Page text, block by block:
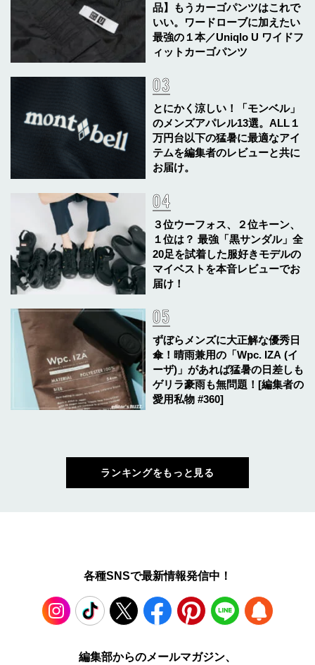
品】もうカーゴパンツはこれで
いい。ワードローブに加えたい
最強の１本／Uniqlo U ワイドフ
ィットカーゴパンツ
とにかく涼しい！「モンベル」
のメンズアパレル13選。ALL１
万円台以下の猛暑に最適なアイ
テムを編集者のレビューと共に
お届け。
３位ウーフォス、２位キーン、
１位は？ 最強「黒サンダル」全
20足を試着した服好きモデルの
マイベストを本音レビューでお
届け！
ずぼらメンズに大正解な優秀日
傘！晴雨兼用の「Wpc. IZA (イ
ーザ)」があれば猛暑の日差しも
ゲリラ豪雨も無問題！[編集者の
愛用私物 #360]
ランキングをもっと見る
各種SNSで最新情報発信中！
TikTok X Facebook Pinterest LINE
編集部からのメールマガジン、